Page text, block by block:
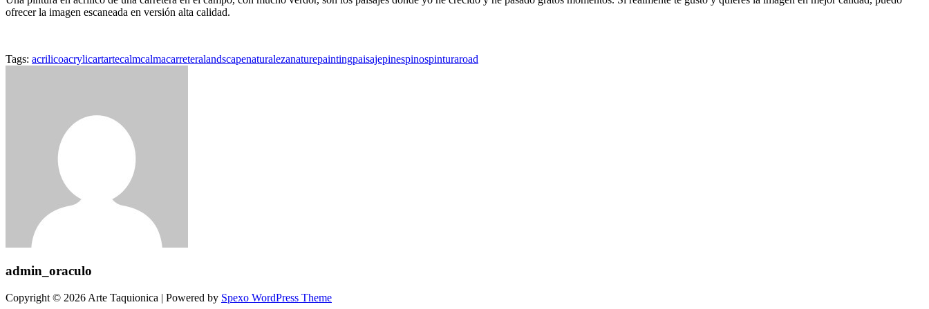
ofrecer la imagen escaneada en versión alta calidad.
Tags: acrilicoacrylicartartecalmcalmacarreteralandscapenaturalezanaturepaintingpaisajepinespinospinturaroad
admin_oraculo
Copyright © 2026 Arte Taquionica | Powered by Spexo WordPress Theme